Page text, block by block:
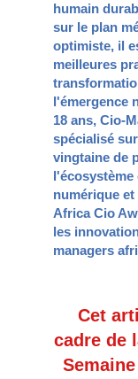
humain
sur le plan
optimiste, il
meilleures
l'émergence
18 ans, Cio-
spécialisé
vingtaine de
numérique
Africa Cio
les
managers
Cet
cadre de